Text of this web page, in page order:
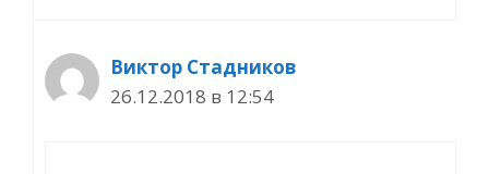
Виктор Стадников
26.12.2018 в 12:54